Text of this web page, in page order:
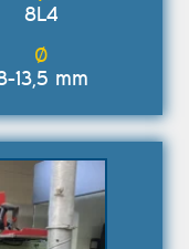
8L4
13,5 mm